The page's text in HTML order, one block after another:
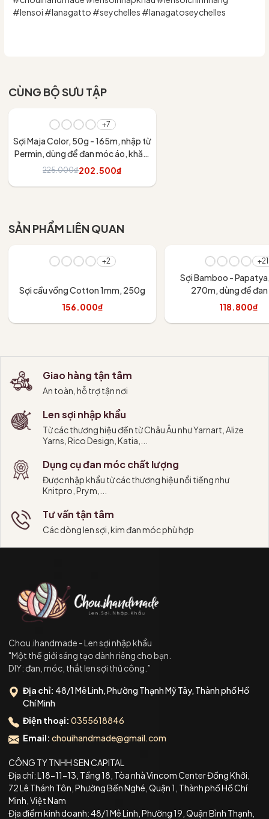
#lensoi #lanagatto #seychelles #lanagatoseychelles
CÙNG BỘ SƯU TẬP
+7
Sợi Maja Color, 50g - 165m, nhập từ
Permin, dùng để đan móc áo, khăn,
váy
225.000₫202.500₫
SẢN PHẨM LIÊN QUAN
+2
Sợi cầu vồng Cotton 1mm, 250g
156.000₫
+21
Sợi Bamboo -
270m, dùng để
118.800₫
Giao hàng tận tâm
An toàn, hỗ trợ tận nơi
Len sợi nhập khẩu
Từ các thương hiệu đến từ Châu Âu như Yarnart, Alize
Yarns, Rico Design, Katia,...
Dụng cụ đan móc chất lượng
Được nhập khẩu từ các thương hiệu nổi tiếng như
Knitpro, Prym,...
Tư vấn tận tâm
Các dòng len sợi, kim đan móc phù hợp
Chou.ihandmade - Len sợi nhập khẩu
"Một thế giới sáng tạo dành riêng cho bạn.
DIY: đan, móc, thắt len sợi thủ công.”
Địa chỉ: 48/1 Mê Linh, Phường Thạnh Mỹ Tây, Thành phố Hồ
Chí Minh
Điện thoại: 0355618846
Email: chouihandmade@gmail.com
CÔNG TY TNHH SEN CAPITAL
Địa chỉ: L18-11-13, Tầng 18, Tòa nhà Vincom Center Đồng Khởi,
72 Lê Thánh Tôn, Phường Bến Nghé, Quận 1, Thành phố Hồ Chí
Minh, Việt Nam
Địa điểm kinh doanh: 48/1 Mê Linh, Phường 19, Quận Bình Thạnh,